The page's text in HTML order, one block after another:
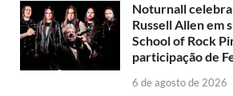
Noturnall celebra
Russell Allen em
School of Rock
participação de
6 de agosto de 2026